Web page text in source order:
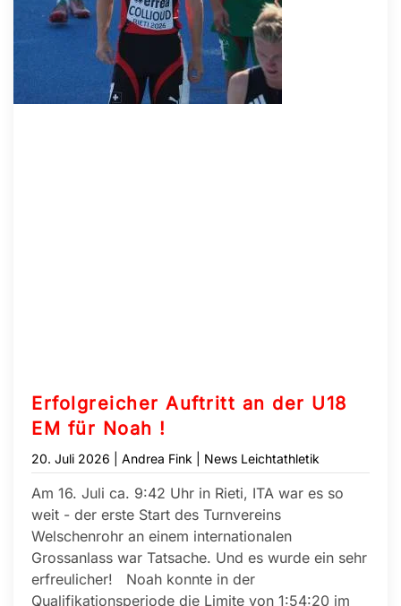
Erfolgreicher Auftritt an der U18
EM für Noah !
20. Juli 2026 | Andrea Fink | News Leichtathletik
Am 16. Juli ca. 9:42 Uhr in Rieti, ITA war es so
weit - der erste Start des Turnvereins
Welschenrohr an einem internationalen
Grossanlass war Tatsache. Und es wurde ein sehr
erfreulicher! Noah konnte in der
Qualifikationsperiode die Limite von 1:54:20 im